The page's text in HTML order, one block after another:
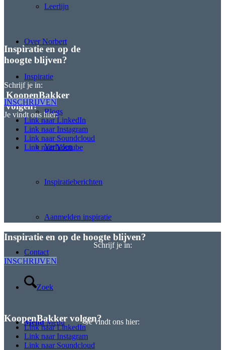
Leerlijn
Over Norbert
Inspiratie
Blogs
Verhalen
Inspiratieberichten
Aanmelden inspiratie
Contact
Zoek
Menu Menu
Inspiratie en op de
hoogte blijven?
KoopenBakker
volgen?
Schrijf je in:
INSCHRIJVEN
Je vindt ons hier:
Link naar LinkedIn
Link naar Instagram
Link naar Soundcloud
Link naar Youtube
Inspiratie en op de hoogte blijven?
Schrijf je in:
INSCHRIJVEN
KoopenBakker volgen?Je vindt ons hier:
Link naar LinkedIn
Link naar Instagram
Link naar Soundcloud